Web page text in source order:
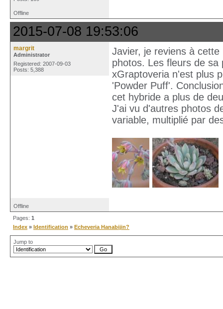
Offline
2015-07-08 19:53:06
margrit
Administrator
Registered: 2007-09-03
Posts: 5,388
Javier, je reviens à
photos. Les fleurs de
xGraptoveria n'est plus
'Powder Puff'.
cet hybride a plus de
J'ai vu d'autres photos
variable, multiplié par
Offline
Pages: 1
Index » Identification » Echeveria Hanabijin?
Jump to